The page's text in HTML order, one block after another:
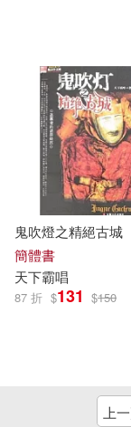
鬼吹燈之精絕古城
簡體書
天下霸唱
87 折 $131 $150
上